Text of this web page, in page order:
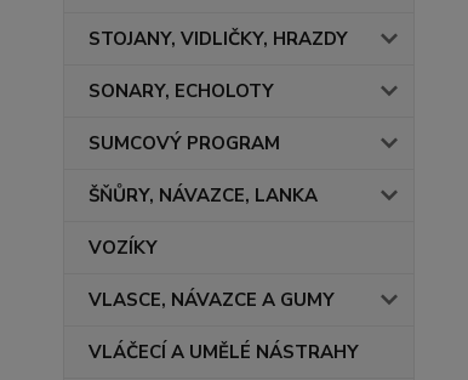
STOJANY, VIDLIČKY, HRAZDY
SONARY, ECHOLOTY
SUMCOVÝ PROGRAM
ŠŇŮRY, NÁVAZCE, LANKA
VOZÍKY
VLASCE, NÁVAZCE A GUMY
VLÁČECÍ A UMĚLÉ NÁSTRAHY